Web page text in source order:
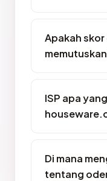
Apakah
ISP apa
Di mana
tentang